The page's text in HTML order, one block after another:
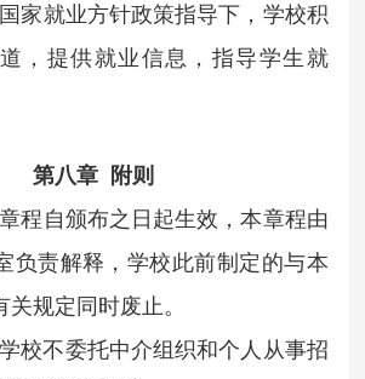
家就业方针政策指导下，学校积
，提供就业信息，指导学生就
第八章 附则
程自颁布之日起生效，本章程由
负责解释，学校此前制定的与本
规定同时废止。
学校不委托中介组织和个人从事招